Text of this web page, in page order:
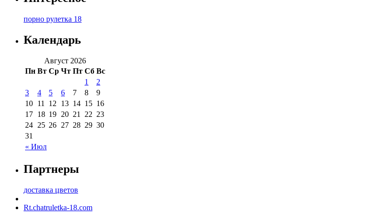
порно рулетка 18
Календарь
Август 2026
Пн Вт Ср Чт Пт Сб Вс
« Июл
1
2
3
4 5 6 7 8
9
10 11 12 13 14 15 16
17 18 19 20 21 22 23
24 25 26 27 28 29 30
31
Партнеры
доставка цветов
Rt.chatruletka-18.com